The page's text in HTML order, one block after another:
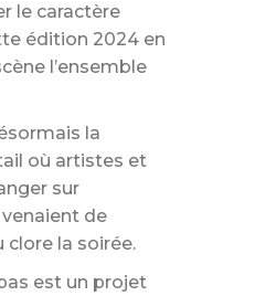
le caractère
édition 2024 en
l’ensemble
la
où artistes et
sur
venaient de
clore la soirée.
est un projet